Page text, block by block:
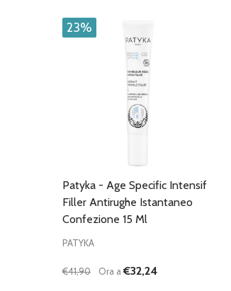
23%
Patyka - Age Specific Intensif
Filler Antirughe Istantaneo
Confezione 15 Ml
PATYKA
€41,90 Ora a€32,24